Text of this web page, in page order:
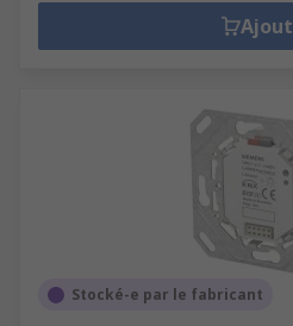
Stocké-e par le fabricant